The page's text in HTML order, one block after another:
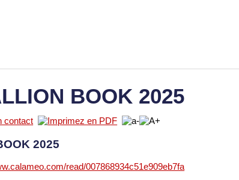
BOOK 2025
2025
read/007868934c51e909eb7fa